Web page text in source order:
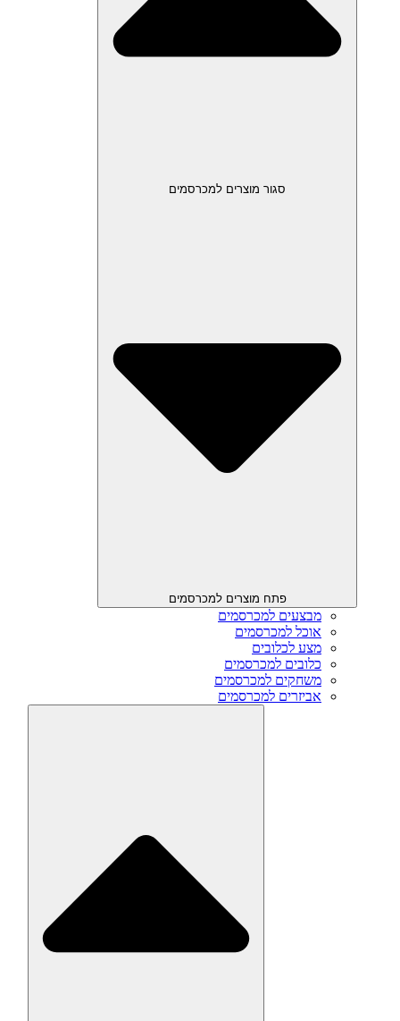
סגור מוצרים למכרסמים
פתח מוצרים למכרסמים
מבצעים למכרסמים
אוכל למכרסמים
מצע לכלובים
כלובים למכרסמים
משחקים למכרסמים
אביזרים למכרסמים